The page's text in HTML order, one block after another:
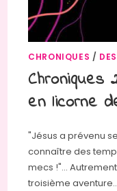
CHRONIQUES /
Chroniques
en licorne
"Jésus a prévenu
connaître des
mecs !"...
troisième